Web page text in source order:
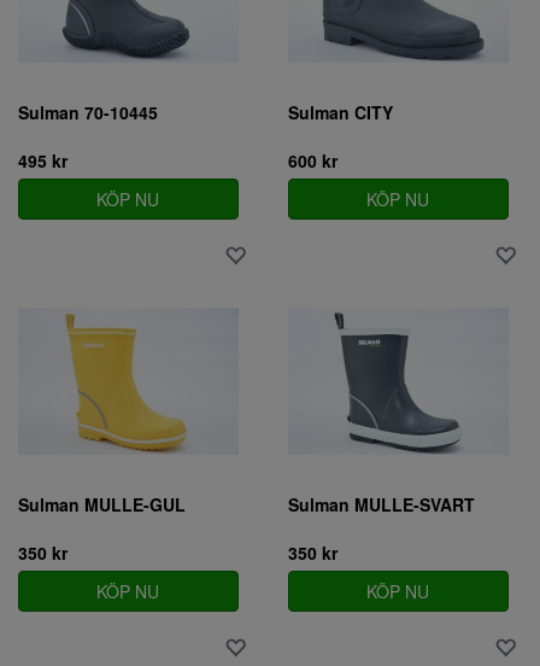
Sulman 70-10445
495 kr
KÖP NU
Sulman CITY
600 kr
KÖP NU
Sulman MULLE-GUL
350 kr
KÖP NU
Sulman MULLE-SVART
350 kr
KÖP NU